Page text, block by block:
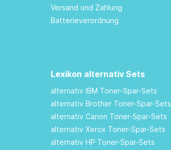
Versand und Zahlung
Batterieverordnung
Lexikon alternativ Sets
alternativ IBM Toner-Spar-Sets
alternativ Brother Toner-Spar-Sets
alternativ Canon Toner-Spar-Sets
alternativ Xerox Toner-Spar-Sets
alternativ HP Toner-Spar-Sets